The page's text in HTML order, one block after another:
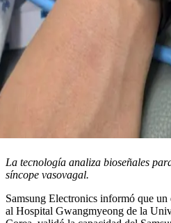
La tecnología analiza bioseñales
síncope vasovagal.
Samsung Electronics informó que
al Hospital Gwangmyeong de la